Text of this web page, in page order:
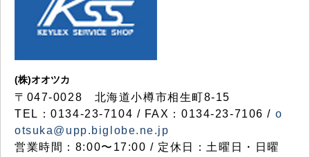
(株)オオツカ
〒047-0028 北海道小樽市相生町8-15
TEL：0134-23-7104 / FAX：0134-23-7106 / o
otsuka@upp.biglobe.ne.jp
営業時間：8:00〜17:00 / 定休日：土曜日・日曜